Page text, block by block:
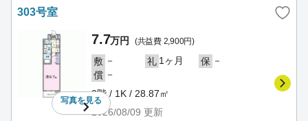
303号室
写真を見る
7.7万円 (共益費 2,900円)
敷 － 礼 1ヶ月 保 －
償 －
3階 / 1K / 28.87㎡
2026/08/09 更新